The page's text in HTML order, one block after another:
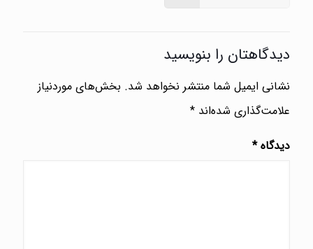
دیدگاهتان را بنویسید
نشانی ایمیل شما منتشر نخواهد شد. بخش‌های موردنیاز
علامت‌گذاری شده‌اند *
دیدگاه*